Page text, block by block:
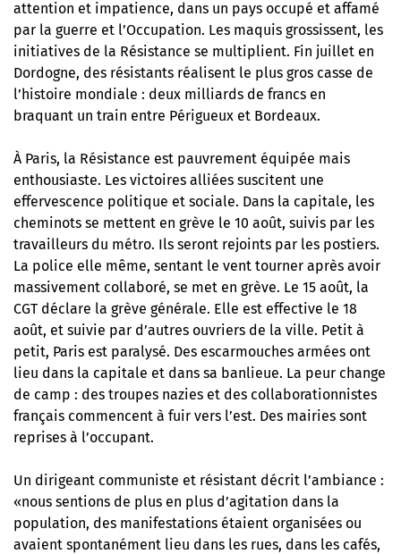
attention et impatience, dans un pays occupé et affamé
par la guerre et l’Occupation. Les maquis grossissent, les
initiatives de la Résistance se multiplient. Fin juillet en
Dordogne, des résistants réalisent le plus gros casse de
l’histoire mondiale : deux milliards de francs en
braquant un train entre Périgueux et Bordeaux.
À Paris, la Résistance est pauvrement équipée mais
enthousiaste. Les victoires alliées suscitent une
effervescence politique et sociale. Dans la capitale, les
cheminots se mettent en grève le 10 août, suivis par les
travailleurs du métro. Ils seront rejoints par les postiers.
La police elle même, sentant le vent tourner après avoir
massivement collaboré, se met en grève. Le 15 août, la
CGT déclare la grève générale. Elle est effective le 18
août, et suivie par d’autres ouvriers de la ville. Petit à
petit, Paris est paralysé. Des escarmouches armées ont
lieu dans la capitale et dans sa banlieue. La peur change
de camp : des troupes nazies et des collaborationnistes
français commencent à fuir vers l’est. Des mairies sont
reprises à l’occupant.
Un dirigeant communiste et résistant décrit l’ambiance :
«nous sentions de plus en plus d’agitation dans la
population, des manifestations étaient organisées ou
avaient spontanément lieu dans les rues, dans les cafés,